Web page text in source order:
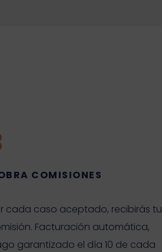
COMISIONES
cada caso aceptado, recibirás tu
Facturación automática,
garantizado el día 10 de cada